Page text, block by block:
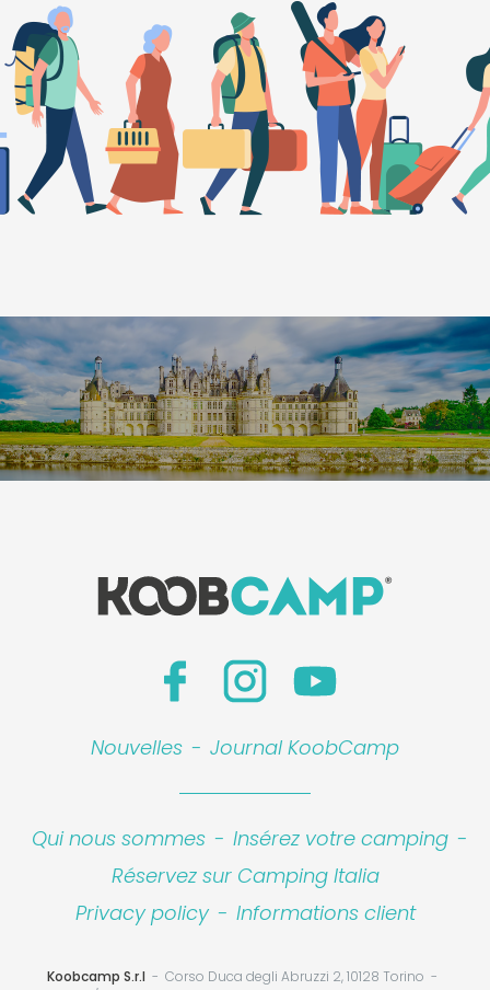
Nouvelles - Journal KoobCamp
Qui nous sommes - Insérez votre camping -
Réservez sur Camping Italia
Privacy policy - Informations client
Koobcamp S.r.l
Corso Duca degli Abruzzi 2, 10128 Torino